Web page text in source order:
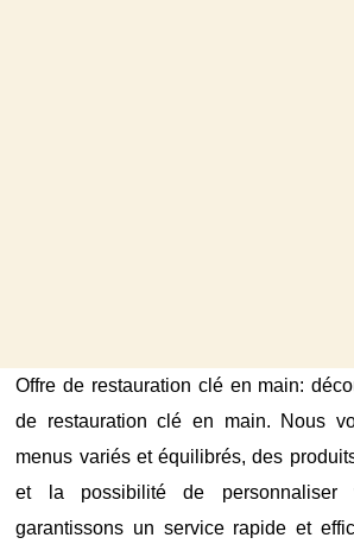
Offre de restauration clé en main:
de restauration clé en main. Nous
menus variés et équilibrés, des
et la possibilité de personnaliser
garantissons un service rapide et